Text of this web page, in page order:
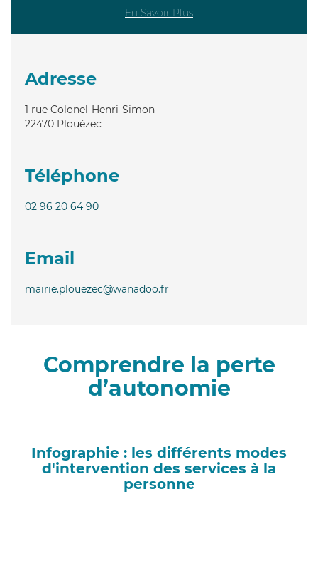
En Savoir Plus
Adresse
1 rue Colonel-Henri-Simon
22470 Plouézec
Téléphone
02 96 20 64 90
Email
mairie.plouezec@wanadoo.fr
Comprendre la perte
d’autonomie
Infographie : les différents modes
d'intervention des services à la
personne